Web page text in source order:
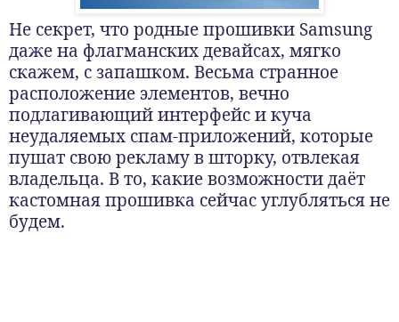
Не секрет, что родные прошивки Samsung
даже на флагманских девайсах, мягко
скажем, с запашком. Весьма странное
расположение элементов, вечно
подлагивающий интерфейс и куча
неудаляемых спам-приложений, которые
пушат свою рекламу в шторку, отвлекая
владельца. В то, какие возможности даёт
кастомная прошивка сейчас углубляться не
будем.